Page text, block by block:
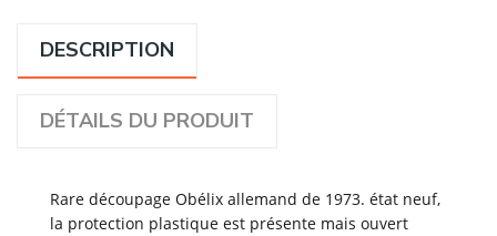
DESCRIPTION
DÉTAILS DU PRODUIT
Rare découpage Obélix allemand de 1973. état neuf,
la protection plastique est présente mais ouvert